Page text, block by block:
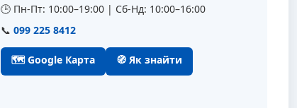
🕒 Пн-Пт: 10:00–19:00 | Сб-Нд: 10:00–16:00
📞 099 225 8412
🗺 Google Карта 🧭 Як знайти